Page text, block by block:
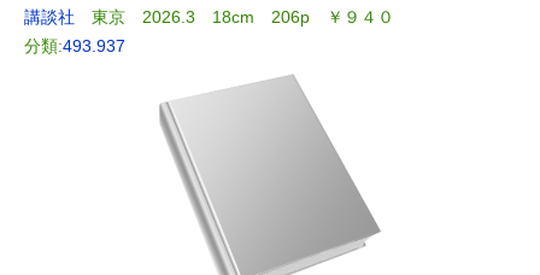
講談社 東京 2026.3 18cm 206p ￥９４０
分類:493.937